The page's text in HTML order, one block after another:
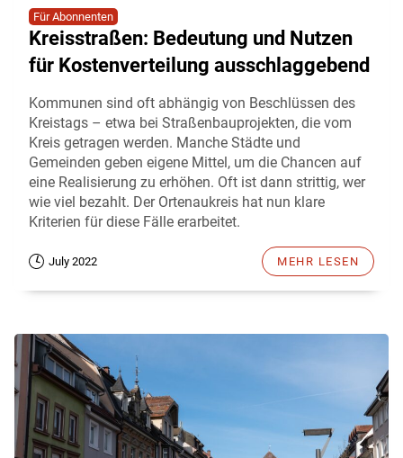
Für Abonnenten
Kreisstraßen: Bedeutung und Nutzen
für Kostenverteilung ausschlaggebend
Kommunen sind oft abhängig von Beschlüssen des
Kreistags – etwa bei Straßenbauprojekten, die vom
Kreis getragen werden. Manche Städte und
Gemeinden geben eigene Mittel, um die Chancen auf
eine Realisierung zu erhöhen. Oft ist dann strittig, wer
wie viel bezahlt. Der Ortenaukreis hat nun klare
Kriterien für diese Fälle erarbeitet.
July 2022 MEHR LESEN